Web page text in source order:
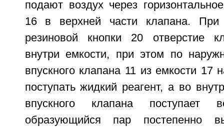
подают воздух через
16 в верхней части клапана. При
резиновой кнопки 20 отверстие
внутри емкости, при этом по
впускного клапана 11 из емкости 17
поступать жидкий реагент, а во
впускного клапана поступает
образующийся пар постепенно